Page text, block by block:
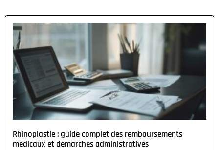
Rhinoplastie : guide complet des remboursements
medicaux et demarches administratives